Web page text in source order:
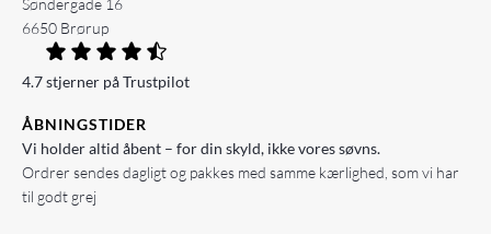
Søndergade 16
6650 Brørup
4.7 stjerner på Trustpilot
ÅBNINGSTIDER
Vi holder altid åbent – for din skyld, ikke vores søvns.
Ordrer sendes dagligt og pakkes med samme kærlighed, som vi har
til godt grej